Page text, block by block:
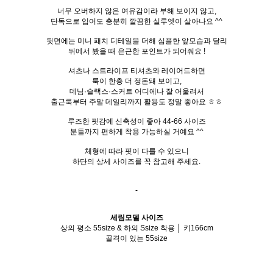
너무 오버하지 않은 여유감이라 부해 보이지 않고,
단독으로 입어도 충분히 깔끔한 실루엣이 살아나요 ^^
뒷면에는 미니 패치 디테일을 더해 심플한 앞모습과 달리
뒤에서 봤을 때 은근한 포인트가 되어줘요 !
셔츠나 스트라이프 티셔츠와 레이어드하면
룩이 한층 더 정돈돼 보이고,
데님·슬랙스·스커트 어디에나 잘 어울려서
출근룩부터 주말 데일리까지 활용도 정말 좋아요 ㅎㅎ
루즈한 핏감에 신축성이 좋아 44-66 사이즈
분들까지 편하게 착용 가능하실 거예요 ^^
체형에 따라 핏이 다를 수 있으니
하단의 상세 사이즈를 꼭 참고해 주세요.
-
세림모델 사이즈
상의 평소 55size & 하의 Ssize 착용 │ 키166cm
골격이 있는 55size